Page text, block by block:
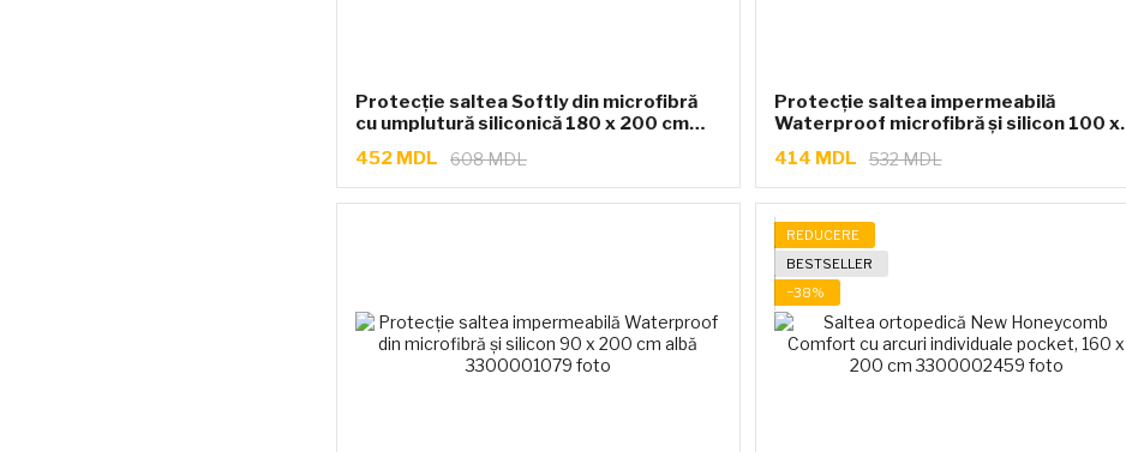
Protecție saltea Softly din microfibră
cu umplutură siliconică 180 x 200 cm
608 MDL
452 MDL
Protecție saltea impermeabilă
Waterproof microfibră și silicon 100 x
532 MDL
414 MDL
REDUCERE
BESTSELLER
−38%